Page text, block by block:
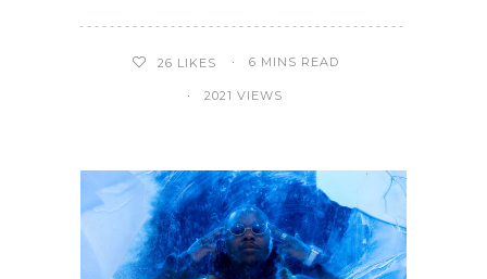
26 LIKES 6 MINS READ
2021 VIEWS